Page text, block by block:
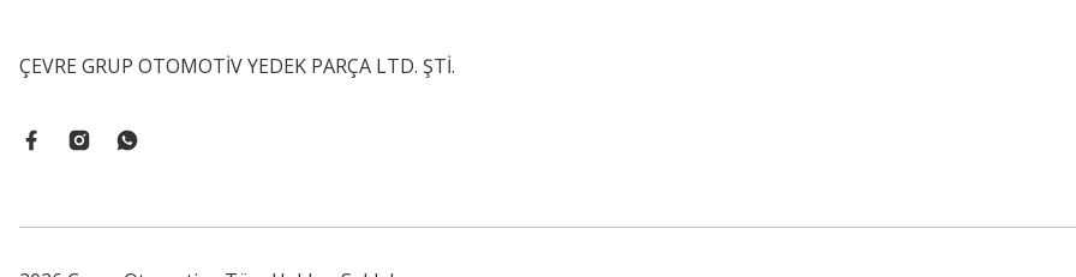
ÇEVRE GRUP OTOMOTİV YEDEK PARÇA LTD. ŞTİ.